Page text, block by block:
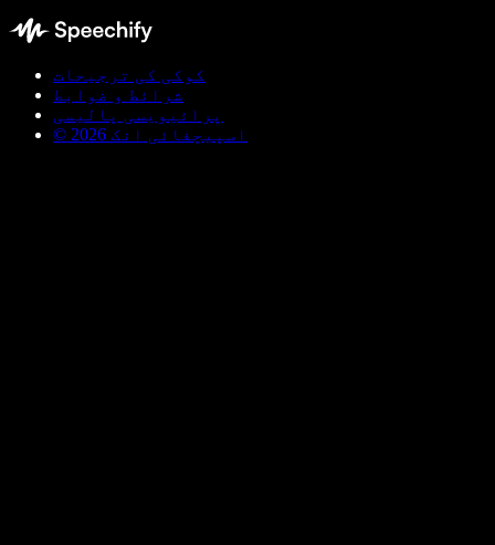
کوکی کی ترجیحات
شرائط و ضوابط
پرائیویسی پالیسی
© اسپیچفائی انک 2026